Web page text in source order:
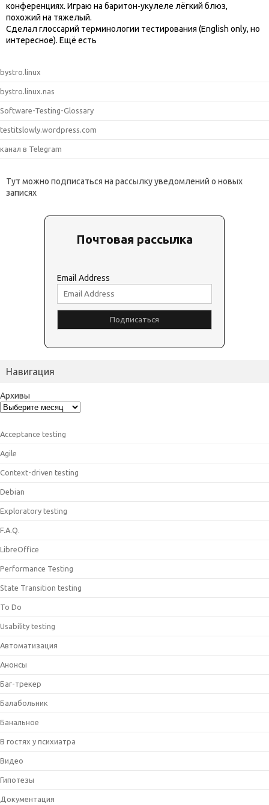
конференциях. Играю на баритон-укулеле лёгкий блюз,
похожий на тяжелый.
Сделал глоссарий терминологии тестирования (English only, но
интересное). Ещё есть
bystro.linux
bystro.linux.nas
Software-Testing-Glossary
testitslowly.wordpress.com
канал в Telegram
Тут можно подписаться на рассылку уведомлений о новых
записях
Почтовая рассылка
Email Address
Навигация
Архивы
Acceptance testing
Agile
Context-driven testing
Debian
Exploratory testing
F.A.Q.
LibreOffice
Performance Testing
State Transition testing
To Do
Usability testing
Автоматизация
Анонсы
Баг-трекер
Балабольник
Банальное
В гостях у психиатра
Видео
Гипотезы
Документация